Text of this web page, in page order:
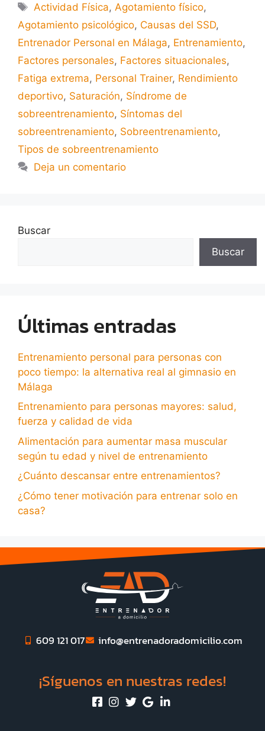
Actividad Física, Agotamiento físico,
Agotamiento psicológico, Causas del SSD,
Entrenador Personal en Málaga, Entrenamiento,
Factores personales, Factores situacionales,
Fatiga extrema, Personal Trainer, Rendimiento
deportivo, Saturación, Síndrome de
sobreentrenamiento, Síntomas del
sobreentrenamiento, Sobreentrenamiento,
Tipos de sobreentrenamiento
Deja un comentario
Buscar
Buscar
Últimas entradas
Entrenamiento personal para personas con
poco tiempo: la alternativa real al gimnasio en
Málaga
Entrenamiento para personas mayores: salud,
fuerza y calidad de vida
Alimentación para aumentar masa muscular
según tu edad y nivel de entrenamiento
¿Cuánto descansar entre entrenamientos?
¿Cómo tener motivación para entrenar solo en
casa?
609 121 017 info@entrenadoradomicilio.com
¡Síguenos en nuestras redes!